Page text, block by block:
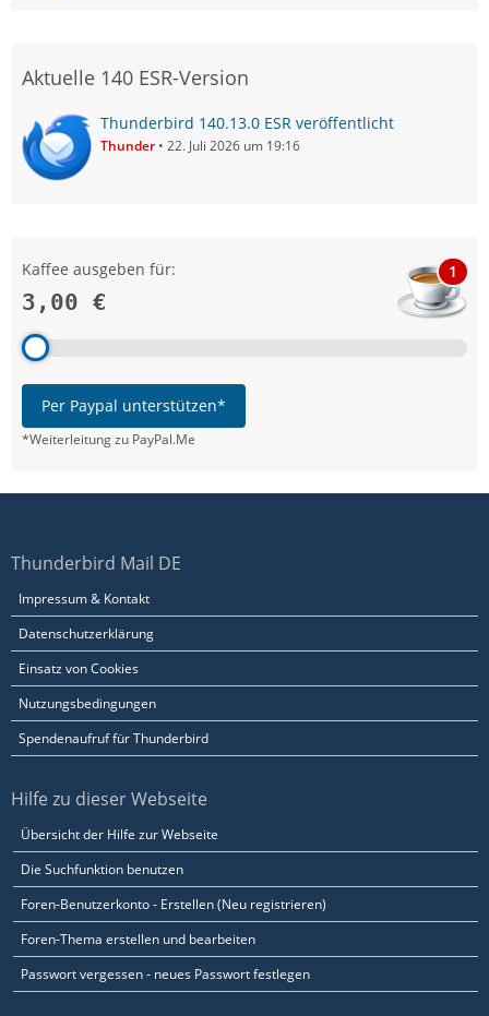
Aktuelle 140 ESR-Version
Thunderbird 140.13.0 ESR veröffentlicht
Thunder 22. Juli 2026 um 19:16
Kaffee ausgeben für:
3,00 €
1
Per Paypal unterstützen*
*Weiterleitung zu PayPal.Me
Thunderbird Mail DE
Impressum & Kontakt
Datenschutzerklärung
Einsatz von Cookies
Nutzungsbedingungen
Spendenaufruf für Thunderbird
Hilfe zu dieser Webseite
Übersicht der Hilfe zur Webseite
Die Suchfunktion benutzen
Foren-Benutzerkonto - Erstellen (Neu registrieren)
Foren-Thema erstellen und bearbeiten
Passwort vergessen - neues Passwort festlegen